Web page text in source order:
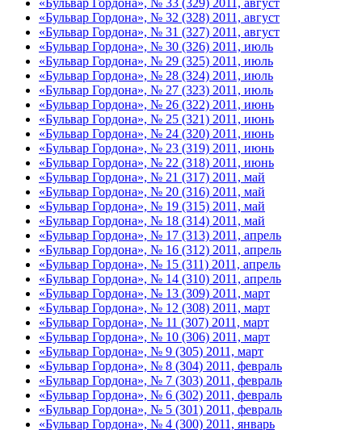
«Бульвар Гордона», № 32 (328) 2011, август
«Бульвар Гордона», № 31 (327) 2011, август
«Бульвар Гордона», № 30 (326) 2011, июль
«Бульвар Гордона», № 29 (325) 2011, июль
«Бульвар Гордона», № 28 (324) 2011, июль
«Бульвар Гордона», № 27 (323) 2011, июль
«Бульвар Гордона», № 26 (322) 2011, июнь
«Бульвар Гордона», № 25 (321) 2011, июнь
«Бульвар Гордона», № 24 (320) 2011, июнь
«Бульвар Гордона», № 23 (319) 2011, июнь
«Бульвар Гордона», № 22 (318) 2011, июнь
«Бульвар Гордона», № 21 (317) 2011, май
«Бульвар Гордона», № 20 (316) 2011, май
«Бульвар Гордона», № 19 (315) 2011, май
«Бульвар Гордона», № 18 (314) 2011, май
«Бульвар Гордона», № 17 (313) 2011, апрель
«Бульвар Гордона», № 16 (312) 2011, апрель
«Бульвар Гордона», № 15 (311) 2011, апрель
«Бульвар Гордона», № 14 (310) 2011, апрель
«Бульвар Гордона», № 13 (309) 2011, март
«Бульвар Гордона», № 12 (308) 2011, март
«Бульвар Гордона», № 11 (307) 2011, март
«Бульвар Гордона», № 10 (306) 2011, март
«Бульвар Гордона», № 9 (305) 2011, март
«Бульвар Гордона», № 8 (304) 2011, февраль
«Бульвар Гордона», № 7 (303) 2011, февраль
«Бульвар Гордона», № 6 (302) 2011, февраль
«Бульвар Гордона», № 5 (301) 2011, февраль
«Бульвар Гордона», № 4 (300) 2011, январь